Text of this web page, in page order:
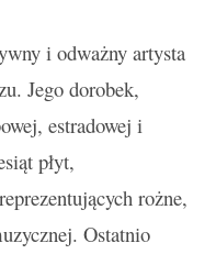
i odważny artysta
Jego dorobek,
estradowej i
płyt,
rożne,
Ostatnio